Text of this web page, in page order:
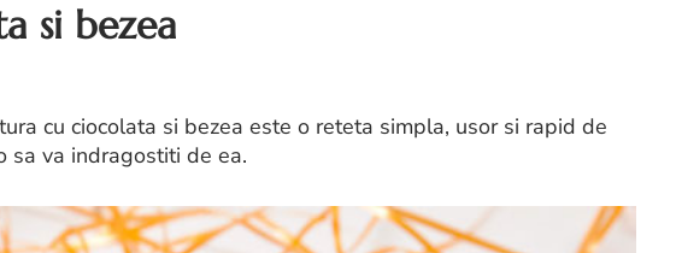
si bezea
cu ciocolata si bezea este o reteta simpla, usor si rapid de
sa va indragostiti de ea.